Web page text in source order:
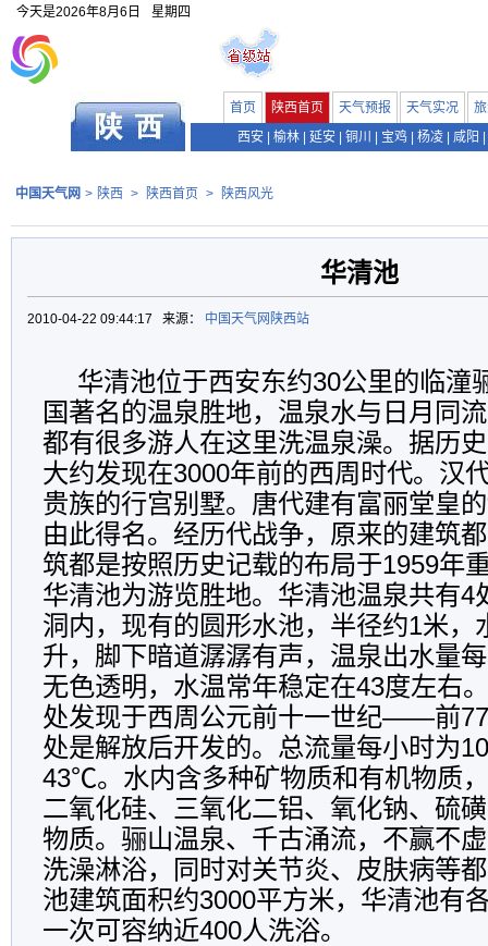
今天是2026年8月6日 星期四
首页 陕西首页 天气预报 天气实况
西安
榆林 延安 铜川 宝鸡 杨凌 咸阳
中国天气网 > 陕西 > 陕西首页 > 陕西风光
华清池
2010-04-22 09:44:17 来源： 中国天气网陕西站
华清池位于西安东约30公里的临潼
国著名的温泉胜地，温泉水与日月同
都有很多游人在这里洗温泉澡。据历
大约发现在3000年前的西周时代。汉
贵族的行宫别墅。唐代建有富丽堂皇的
由此得名。经历代战争，原来的建筑
筑都是按照历史记载的布局于1959年
华清池为游览胜地。华清池温泉共有4
洞内，现有的圆形水池，半径约1米，
升，脚下暗道潺潺有声，温泉出水量
无色透明，水温常年稳定在43度左右
处发现于西周公元前十一世纪——前
处是解放后开发的。总流量每小时为
43℃。水内含多种矿物质和有机物质
二氧化硅、三氧化二铝、氧化钠、硫
物质。骊山温泉、千古涌流，不赢不
洗澡淋浴，同时对关节炎、皮肤病等
池建筑面积约3000平方米，华清池有
一次可容纳近400人洗浴。